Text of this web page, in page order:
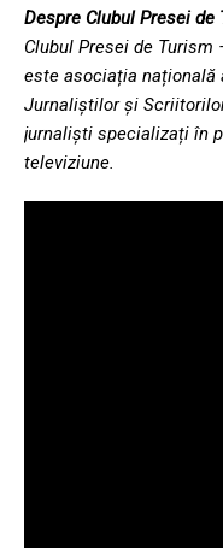
Despre Clubul Presei
Clubul Presei de Turism
este asociația națională
Jurnaliștilor și
jurnaliști specializați în
televiziune.